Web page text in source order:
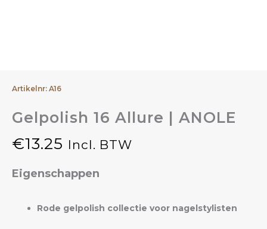
Artikelnr: A16
Gelpolish 16 Allure | ANOLE
€13.25 Incl. BTW
Eigenschappen
Rode gelpolish collectie voor nagelstylisten